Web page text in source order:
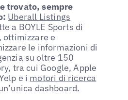
trovato, sempre
Uberall Listings
a BOYLE Sports di
ottimizzare e
le informazioni di
su oltre 150
tra cui Google, Apple
e i motori di ricerca
dashboard.